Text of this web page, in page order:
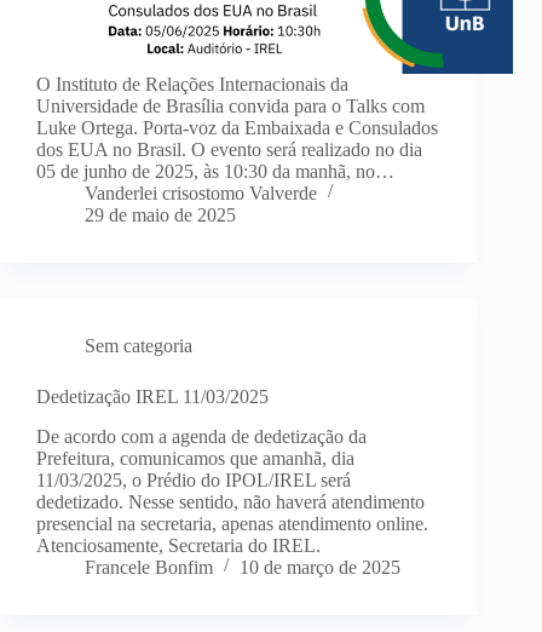
O Instituto de Relações Internacionais da
Universidade de Brasília convida para o Talks com
Luke Ortega. Porta-voz da Embaixada e Consulados
dos EUA no Brasil. O evento será realizado no dia
05 de junho de 2025, às 10:30 da manhã, no…
Vanderlei crisostomo Valverde
29 de maio de 2025
Sem categoria
Dedetização IREL 11/03/2025
De acordo com a agenda de dedetização da
Prefeitura, comunicamos que amanhã, dia
11/03/2025, o Prédio do IPOL/IREL será
dedetizado. Nesse sentido, não haverá atendimento
presencial na secretaria, apenas atendimento online.
Atenciosamente, Secretaria do IREL.
Francele Bonfim
10 de março de 2025